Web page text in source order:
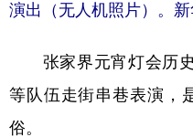
广东 广西
陕西 甘肃
演出（无人机照片）。
张家界元宵灯会历史
等队伍走街串巷表演，
俗。